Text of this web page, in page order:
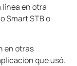
en otra
Smart STB o
en otras
que usó.